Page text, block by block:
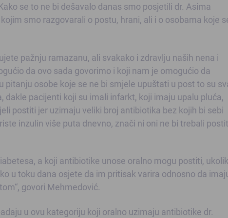
se to ne bi dešavalo danas smo posjetili dr. Asima
smo razgovarali o postu, hrani, ali i o osobama koje
pažnju ramazanu, ali svakako i zdravlju naših nena i
da ovo sada govorimo i koji nam je omogućio da
pitanju osobe koje se ne bi smjele upuštati u post to su
dakle pacijenti koji su imali infarkt, koji imaju upalu pluća,
postiti jer uzimaju veliki broj antibiotika bez kojih bi sebi
inzulin više puta dnevno, znači ni oni ne bi trebali
a koji antibiotike unose oralno mogu postiti,
u toku dana osjete da im pritisak varira odnosno da
govori Mehmedović.
u ovu kategoriju koji oralno uzimaju antibiotike dr.